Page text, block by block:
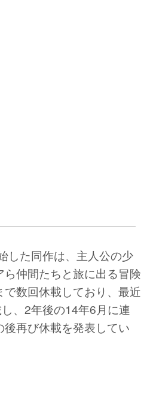
した同作は、主人公の少
仲間たちと旅に出る冒険
数回休載しており、最近
、2年後の14年6月に連
再び休載を発表してい